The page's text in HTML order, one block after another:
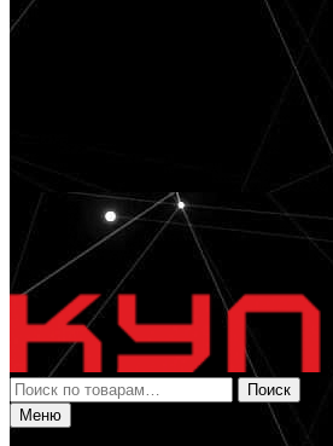
Искать:
Поиск
Меню